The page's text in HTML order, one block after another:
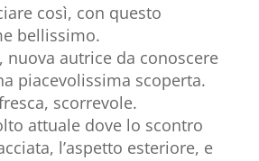
così, con questo
bellissimo.
nuova autrice da conoscere
piacevolissima scoperta.
scorrevole.
attuale dove lo scontro
l’aspetto esteriore, e